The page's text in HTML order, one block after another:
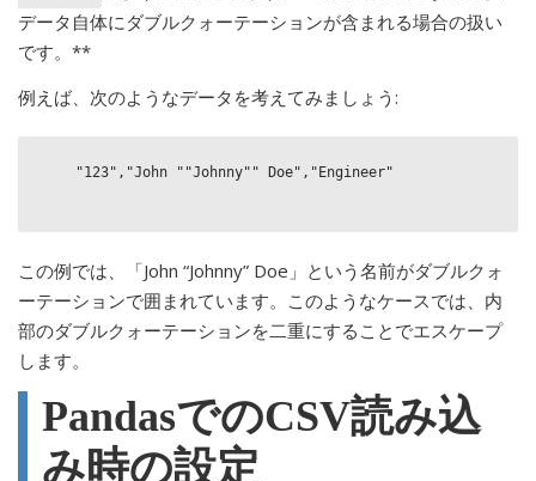
データ自体にダブルクォーテーションが含まれる場合の扱い
です。**
例えば、次のようなデータを考えてみましょう:
この例では、「John “Johnny” Doe」という名前がダブルクォ
ーテーションで囲まれています。このようなケースでは、内
部のダブルクォーテーションを二重にすることでエスケープ
します。
PandasでのCSV読み込
み時の設定